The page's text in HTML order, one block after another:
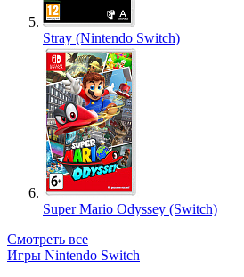
Stray (Nintendo Switch)
Super Mario Odyssey (Switch)
Смотреть все
Игры Nintendo Switch